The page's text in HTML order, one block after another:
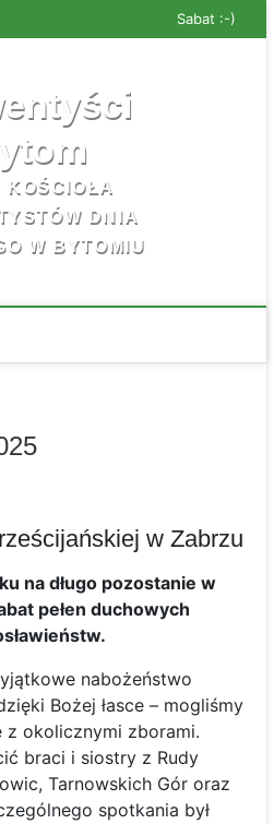
Sabat :-)
KOŚCIOŁA
DNIA
W BYTOMIU
w Zabrzu
na długo pozostanie w
pełen duchowych
nabożeństwo
Bożej łasce – mogliśmy
okolicznymi zborami.
braci i siostry z Rudy
Tarnowskich Gór oraz
spotkania był